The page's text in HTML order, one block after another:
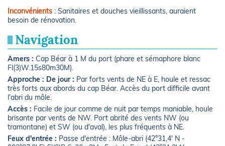
Inconvénients : Sanitaires et douches vieillissants, auraient
besoin de rénovation.
Navigation
Amers : Cap Béar à 1 M du port (phare et sémaphore blanc
Fl(3)W.15s80m30M).
Approche : De jour : Par forts vents de NE à E, houle et ressac
très forts aux abords du cap Béar. Accès du port difficile avant
l'abri du môle.
Accès : Facile de jour comme de nuit par temps maniable, houle
brisante par vents de NW. Port abrité des vents NW (ou
tramontane) et SW (ou d'aval), les plus fréquents à NE.
Feux d'entrée : Passe d'entrée : Môle-abri (42°31,4' N -